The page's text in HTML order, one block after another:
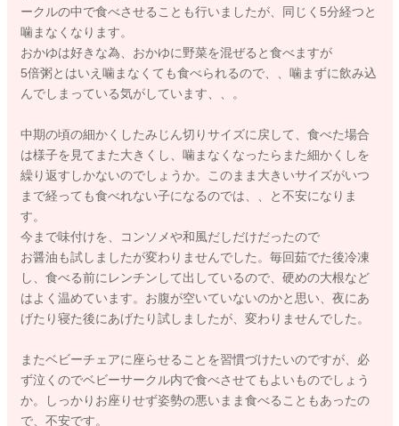
ークルの中で食べさせることも行いましたが、同じく5分経つと
噛まなくなります。
おかゆは好きな為、おかゆに野菜を混ぜると食べますが
5倍粥とはいえ噛まなくても食べられるので、、噛まずに飲み込
んでしまっている気がしています、、。
中期の頃の細かくしたみじん切りサイズに戻して、食べた場合
は様子を見てまた大きくし、噛まなくなったらまた細かくしを
繰り返すしかないのでしょうか。このまま大きいサイズがいつ
まで経っても食べれない子になるのでは、、と不安になりま
す。
今まで味付けを、コンソメや和風だしだけだったので
お醤油も試しましたが変わりませんでした。毎回茹でた後冷凍
し、食べる前にレンチンして出しているので、硬めの大根など
はよく温めています。お腹が空いていないのかと思い、夜にあ
げたり寝た後にあげたり試しましたが、変わりませんでした。
またベビーチェアに座らせることを習慣づけたいのですが、必
ず泣くのでベビーサークル内で食べさせてもよいものでしょう
か。しっかりお座りせず姿勢の悪いまま食べることもあったの
で、不安です。